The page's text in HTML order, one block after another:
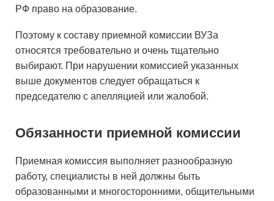
РФ право на образование.
Поэтому к составу приемной комиссии ВУЗа
относятся требовательно и очень тщательно
выбирают. При нарушении комиссией указанных
выше документов следует обращаться к
председателю с апелляцией или жалобой.
Обязанности приемной комиссии
Приемная комиссия выполняет разнообразную
работу, специалисты в ней должны быть
образованными и многосторонними, общительными